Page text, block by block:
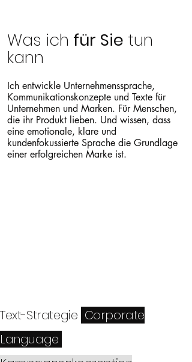
Was ich für Sie tun
kann
Ich entwickle Unternehmenssprache,
Kommunikationskonzepte und Texte für
Unternehmen und Marken. Für Menschen,
die ihr Produkt lieben. Und wissen, dass
eine emotionale, klare und
kundenfokussierte Sprache die Grundlage
einer erfolgreichen Marke ist.
Text-Strategie Corporate
Language